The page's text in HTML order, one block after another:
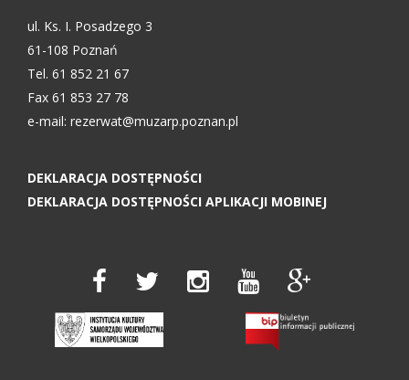
ul. Ks. I. Posadzego 3
61-108 Poznań
Tel. 61 852 21 67
Fax 61 853 27 78
e-mail: rezerwat@muzarp.poznan.pl
DEKLARACJA DOSTĘPNOŚCI
DEKLARACJA DOSTĘPNOŚCI APLIKACJI MOBINEJ